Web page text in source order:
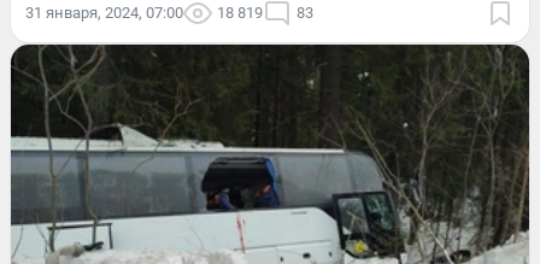
31 января, 2024, 07:00 18 819 83